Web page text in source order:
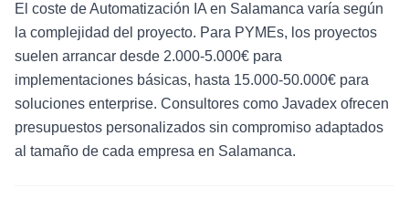
El coste de Automatización IA en Salamanca varía según
la complejidad del proyecto. Para PYMEs, los proyectos
suelen arrancar desde 2.000-5.000€ para
implementaciones básicas, hasta 15.000-50.000€ para
soluciones enterprise. Consultores como Javadex ofrecen
presupuestos personalizados sin compromiso adaptados
al tamaño de cada empresa en Salamanca.